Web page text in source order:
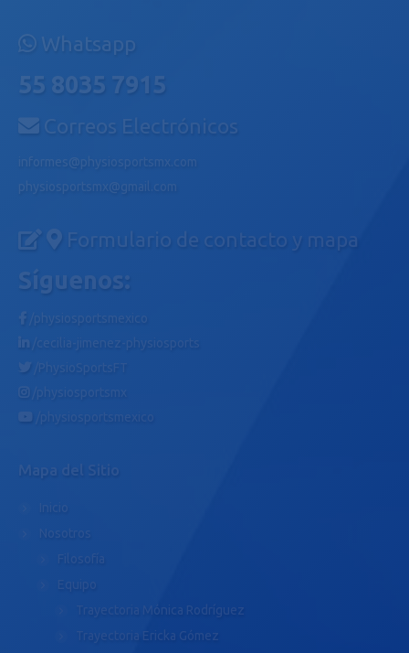
Whatsapp
55 8035 7915
Correos Electrónicos
informes@physiosportsmx.com
physiosportsmx@gmail.com
Formulario de contacto y mapa
Síguenos:
/physiosportsmexico
/cecilia-jimenez-physiosports
/PhysioSportsFT
/physiosportsmx
Mapa del Sitio
Nosotros
Filosofía
Equipo
Trayectoria Mónica Rodríguez
Trayectoria Ericka Gómez